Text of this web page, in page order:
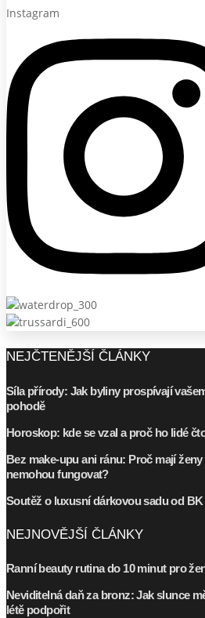
Instagram
NEJČTENĚJŠÍ ČLÁNKY
Síla přírody: Jak byliny prospívají
pohodě
Horoskop: kde se vzal a proč ho lidé
Bez make-upu ani ránu: Proč mají
nemohou fungovat?
Soutěž o luxusní dárkovou sadu od
NEJNOVĚJŠÍ ČLÁNKY
Ranní beauty rutina do 10 minut pro
Neviditelná daň za bronz: Jak slunce
létě podpořit